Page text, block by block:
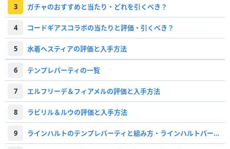
3 ガチャのおすすめと当たり・どれを引くべき？
4 コードギアスコラボの当たりと評価・引くべき？
5 水着ヘスティアの評価と入手方法
6 テンプレパーティの一覧
7 エルフリーデ＆フィアメルの評価と入手方法
8 ラビリル＆ルウの評価と入手方法
9 ラインハルトのテンプレパーティと組み方・ラインハルトパーティ